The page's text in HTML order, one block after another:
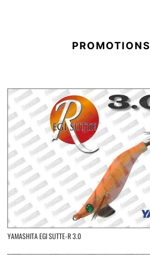
PROMOTIONS
YAMASHITA EGI SUTTE-R 3.0